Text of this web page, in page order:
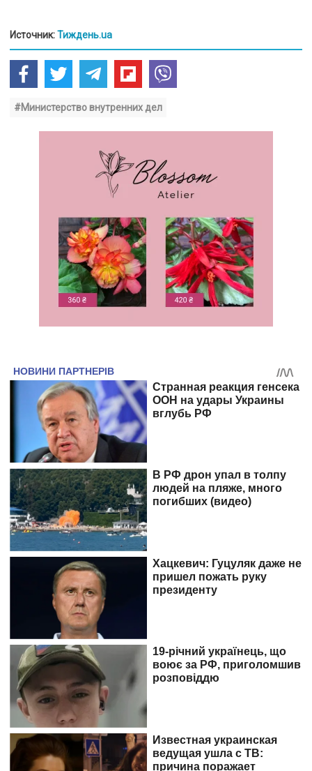
Источник:Тиждень.ua
#Министерство внутренних дел